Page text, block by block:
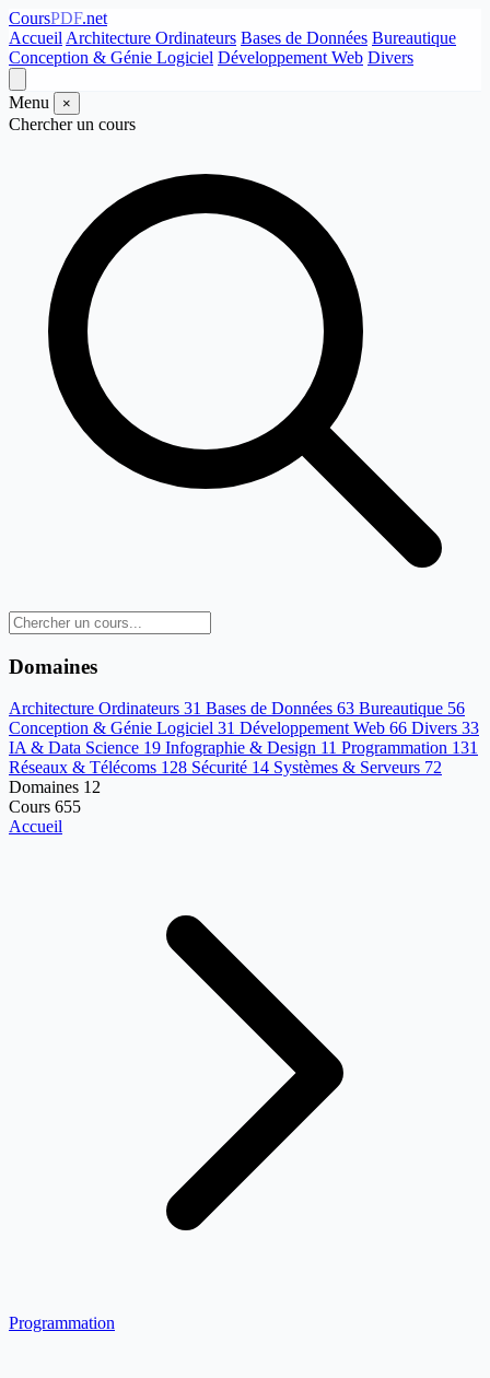
CoursPDF.net
Accueil Architecture Ordinateurs Bases de Données Bureautique
Conception & Génie Logiciel Développement Web Divers
Menu ×
Chercher un cours
Domaines
Architecture Ordinateurs 31 Bases de Données 63 Bureautique 56
Conception & Génie Logiciel 31 Développement Web 66 Divers 33
IA & Data Science 19 Infographie & Design 11 Programmation 131
Réseaux & Télécoms 128 Sécurité 14 Systèmes & Serveurs 72
Domaines 12
Cours 655
Accueil
Programmation